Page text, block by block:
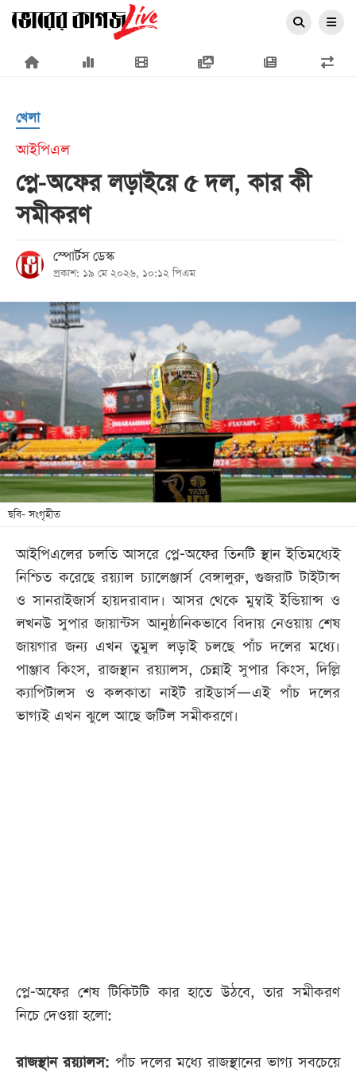
×
প্রচ্ছদ
জাতীয়
রাজনীতি
আন্তর্জাতিক
সারাদেশ
খেলা
বিনোদন
লাইফ
স্টাইল
শিক্ষা
তথ্যপ্রযুক্তি
বিভাগ
ছবি
ভিডিও
আর্কাইভ
খেলা
আইপিএল
প্লে-অফের লড়াইয়ে ৫ দল, কার কী
সমীকরণ
স্পোর্টস ডেস্ক
প্রকাশ: ১৯ মে ২০২৬, ১০:১২ পিএম
ছবি- সংগৃহীত
আইপিএলের চলতি আসরে প্লে-অফের তিনটি স্থান ইতিমধ্যেই
নিশ্চিত করেছে রয়্যাল চ্যালেঞ্জার্স বেঙ্গালুরু, গুজরাট টাইটান্স
ও সানরাইজার্স হায়দরাবাদ। আসর থেকে মুম্বাই ইন্ডিয়ান্স ও
লখনউ সুপার জায়ান্টস আনুষ্ঠানিকভাবে বিদায় নেওয়ায় শেষ
জায়গার জন্য এখন তুমুল লড়াই চলছে পাঁচ দলের মধ্যে।
পাঞ্জাব কিংস, রাজস্থান রয়্যালস, চেন্নাই সুপার কিংস, দিল্লি
ক্যাপিটালস ও কলকাতা নাইট রাইডার্স—এই পাঁচ দলের
ভাগ্যই এখন ঝুলে আছে জটিল সমীকরণে।
প্লে-অফের শেষ টিকিটটি কার হাতে উঠবে, তার সমীকরণ
নিচে দেওয়া হলো:
রাজস্থান রয়্যালস: পাঁচ দলের মধ্যে রাজস্থানের ভাগ্য সবচেয়ে